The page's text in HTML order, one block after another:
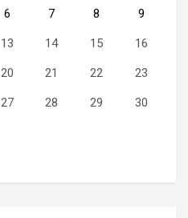
6 7 8 9
13 14 15 16
20 21 22 23
27 28 29 30